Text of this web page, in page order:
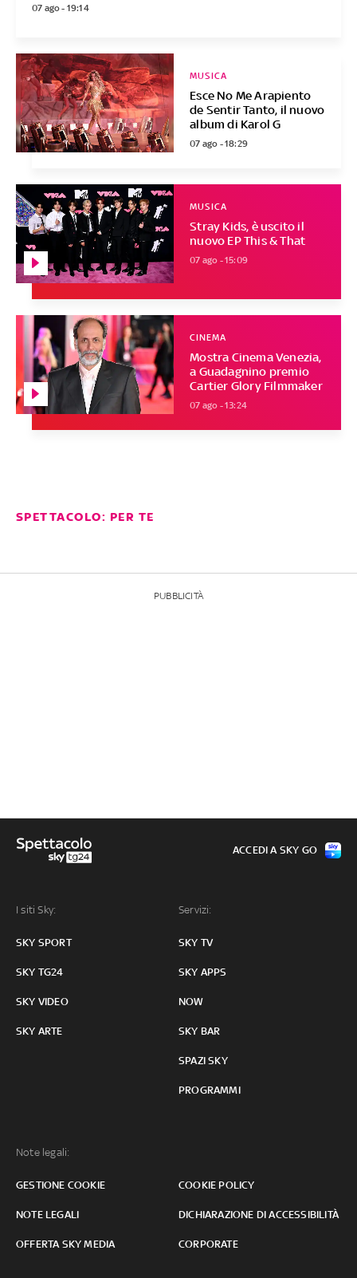
07 ago - 19:14
Esce No Me Arapiento
de Sentir Tanto, il nuovo
album di Karol G
MUSICA
07 ago - 18:29
Stray Kids, è uscito il
nuovo EP This & That
MUSICA
07 ago - 15:09
Mostra Cinema Venezia,
a Guadagnino premio
Cartier Glory Filmmaker
CINEMA
07 ago - 13:24
SPETTACOLO: PER TE
PUBBLICITÀ
I siti Sky:
SKY SPORT
SKY TG24
SKY VIDEO
SKY ARTE
Servizi:
SKY TV
SKY APPS
NOW
SKY BAR
SPAZI SKY
PROGRAMMI
Note legali:
GESTIONE COOKIE COOKIE POLICY
NOTE LEGALI DICHIARAZIONE DI ACCESSIBILITÀ
OFFERTA SKY MEDIA CORPORATE
ACCEDI A SKY GO